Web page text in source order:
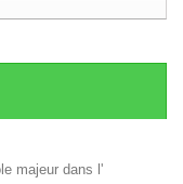
majeur dans l'